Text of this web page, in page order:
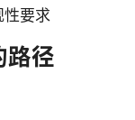
要求
路径